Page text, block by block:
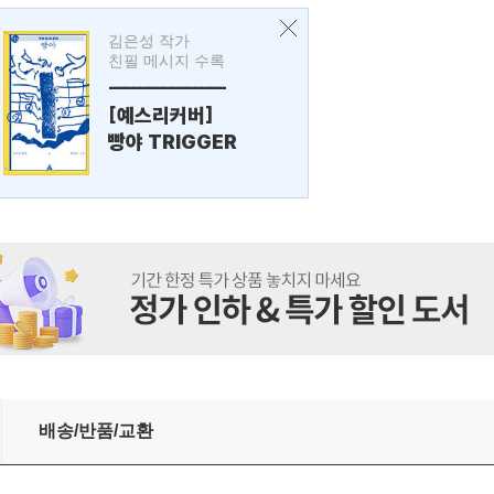
김은성 작가
친필 메시지 수록
---------------
[예스리커버]
빵야 TRIGGER
배송/반품/교환